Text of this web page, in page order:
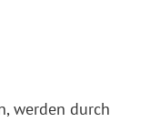
werden durch